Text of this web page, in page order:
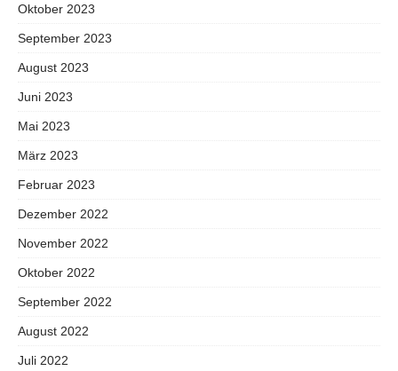
Oktober 2023
September 2023
August 2023
Juni 2023
Mai 2023
März 2023
Februar 2023
Dezember 2022
November 2022
Oktober 2022
September 2022
August 2022
Juli 2022